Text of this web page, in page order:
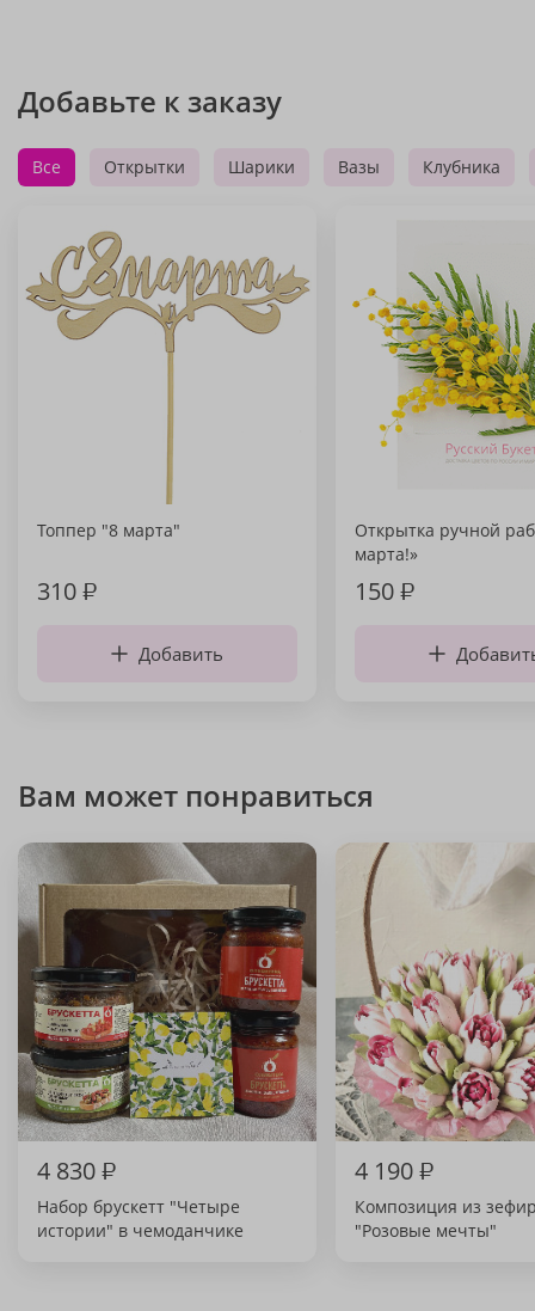
Добавьте к заказу
Все Открытки Шарики Вазы Клубника
Топпер "8 марта"
310₽
Добавить
Открытка ручной
марта!»
150₽
Вам может понравиться
4 830₽
Набор брускетт "Четыре
истории" в чемоданчике
4 190₽
Композиция из
"Розовые мечты"